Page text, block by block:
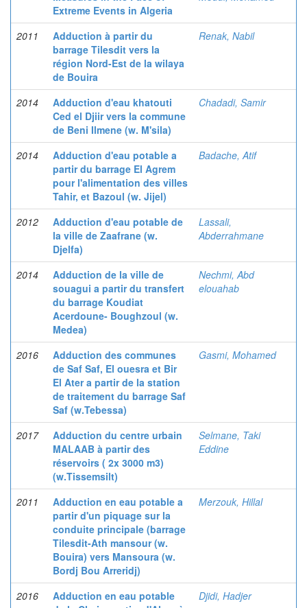
Extreme Events in Algeria
2011
Adduction à partir du
barrage Tilesdit vers la
région Nord-Est de la wilaya
de Bouira
Renak, Nabil
2014
Adduction d'eau khatouti
Ced el Djiir vers la commune
de Beni Ilmene (w. M'sila)
Chadadi, Samir
2014
Adduction d'eau potable a
partir du barrage El Agrem
pour l'alimentation des villes
Tahir, et Bazoul (w. Jijel)
Badache, Atif
2012
Adduction d'eau potable de
la ville de Zaafrane (w.
Djelfa)
Lassali,
Abderrahmane
2014
Adduction de la ville de
souagui a partir du transfert
du barrage Koudiat
Acerdoune- Boughzoul (w.
Medea)
Nechmi, Abd
elouahab
2016
Adduction des communes
de Saf Saf, El ouesra et Bir
El Ater a partir de la station
de traitement du barrage Saf
Saf (w.Tebessa)
Gasmi, Mohamed
2017
Adduction du centre urbain
MALAAB à partir des
réservoirs ( 2x 3000 m3)
(w.Tissemsilt)
Selmane, Taki
Eddine
2011
Adduction en eau potable a
partir d'un piquage sur la
conduite principale (barrage
Tilesdit-Ath mansour (w.
Bouira) vers Mansoura (w.
Bordj Bou Arreridj)
Merzouk, Hillal
2016
Adduction en eau potable
Djidi, Hadjer